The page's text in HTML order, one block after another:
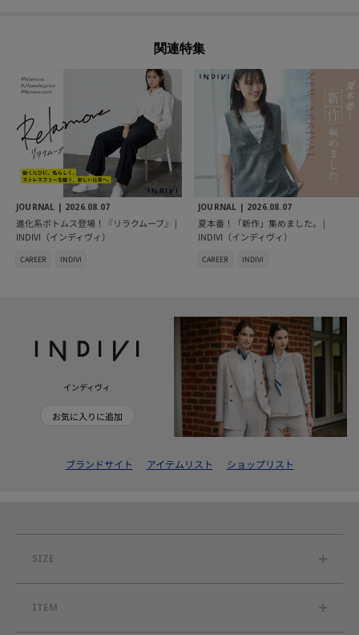
関連特集
JOURNAL | 2026.08.07
進化系ボトムス登場！『リラクムーブ』 |
INDIVI（インディヴィ）
CAREER INDIVI
JOURNAL | 2026.08.07
夏本番！「新作」集めました。 |
INDIVI（インディヴィ）
CAREER INDIVI
インディヴィ
お気に入りに追加
ブランドサイト アイテムリスト ショップリスト
SIZE
ITEM